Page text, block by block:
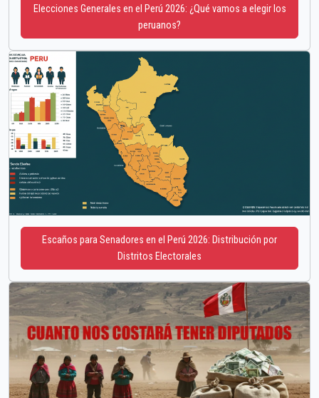
Elecciones Generales en el Perú 2026: ¿Qué vamos a elegir los
peruanos?
Escaños para Senadores en el Perú 2026: Distribución por
Distritos Electorales